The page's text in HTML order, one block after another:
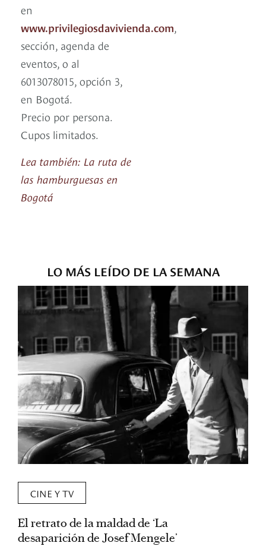
en
www.privilegiosdavivienda.com,
sección, agenda de
eventos, o al
6013078015, opción 3,
en Bogotá.
Precio por persona.
Cupos limitados.
Lea también: La ruta de
las hamburguesas en
Bogotá
LO MÁS LEÍDO DE LA SEMANA
CINE Y TV
El retrato de la maldad de ‘La
desaparición de Josef Mengele’